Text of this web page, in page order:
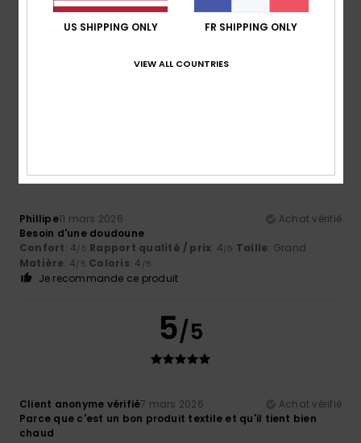
Les produits quicksiver sont chers et la qualité des tissus
Rapport qualité / prix: 4/5
Phillipe11 mars 2026
Achat vérifié
Besoin d'une doudoune
Confort: 4/5 Rapport qualité / prix: 4/5 Taille: Grand
Matière: 4/5 Coloris: 4 /5
Je recommande ce produit
5/5
Client anonyme vérifié7 mars 2026
Achat vérifié
Parce que c'est un bon produit textile et qu'il tient bien
chaud
US SHIPPING ONLY FR SHIPPING ONLY
VIEW ALL COUNTRIES